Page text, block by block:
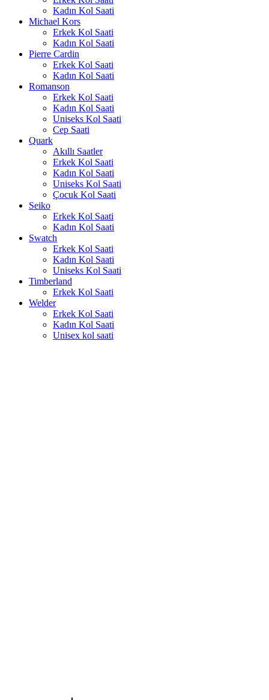
Kadın Kol Saati
Michael Kors
Erkek Kol Saati
Kadın Kol Saati
Pierre Cardin
Erkek Kol Saati
Kadın Kol Saati
Romanson
Erkek Kol Saati
Kadın Kol Saati
Uniseks Kol Saati
Cep Saati
Quark
Akıllı Saatler
Erkek Kol Saati
Kadın Kol Saati
Uniseks Kol Saati
Çocuk Kol Saati
Seiko
Erkek Kol Saati
Kadın Kol Saati
Swatch
Erkek Kol Saati
Kadın Kol Saati
Uniseks Kol Saati
Timberland
Erkek Kol Saati
Welder
Erkek Kol Saati
Kadın Kol Saati
Unisex kol saati